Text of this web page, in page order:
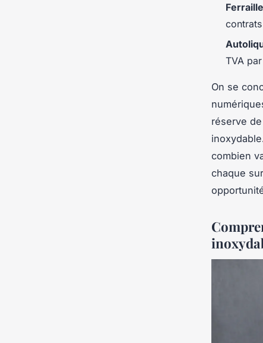
TVA
On se
réserve
combien
chaque